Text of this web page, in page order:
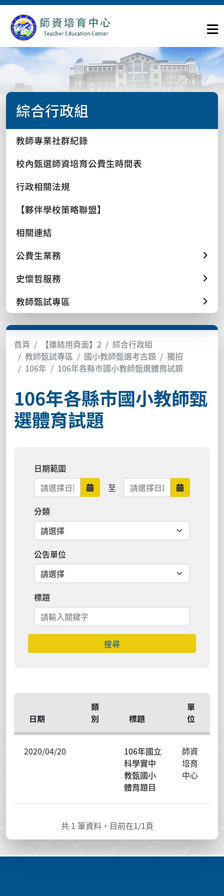
綜合行政組
教師專業社群紀錄
校內甄選師資培育公費生時間表
行政相關法規
【夥伴學校策略聯盟】
相關連結
公費生業務
史懷哲服務
教師甄試專區
首頁 【連結用頁面】2
綜合行政組
教師甄試專區
國小教師甄選考古題
獨招
106年
106年各縣市國小教師甄選體育試題
106年各縣市國小教師甄
選體育試題
日期範圍
日期範圍開始
至 日期範圍結束 日期範圍
分類
公告單位
標題
搜尋
日期
類
別
標題
單
位
2020/04/20
106年國立
科學實中
教甄國小
體育題目
師資
培育
中心
共 1 筆資料，目前在1/1頁